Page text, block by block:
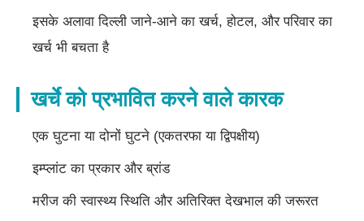
इसके अलावा दिल्ली जाने-आने का खर्च, होटल, और परिवार का
खर्च भी बचता है
खर्चे को प्रभावित करने वाले कारक
एक घुटना या दोनों घुटने (एकतरफा या द्विपक्षीय)
इम्प्लांट का प्रकार और ब्रांड
मरीज की स्वास्थ्य स्थिति और अतिरिक्त देखभाल की जरूरत